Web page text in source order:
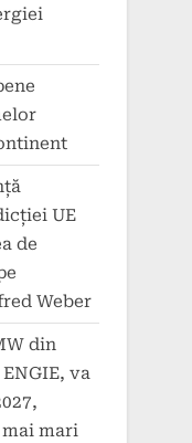
UE
de
Weber
din
va
mari